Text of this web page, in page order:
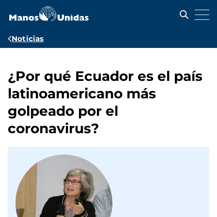
contenido
Ruta
Noticias
¿Por qué Ecuador es el país
latinoamericano más
golpeado por el
coronavirus?